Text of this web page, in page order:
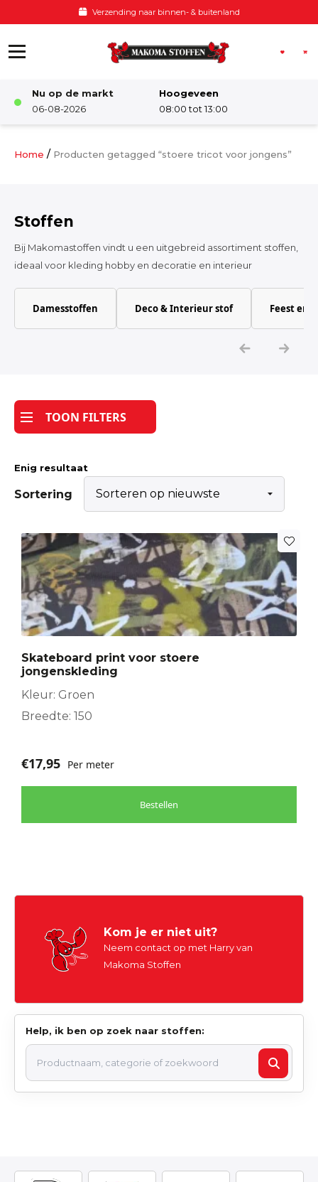
Verzending naar binnen- & buitenland
Nu op de markt
06-08-2026
Hoogeveen
08:00 tot 13:00
Damesstoffen
Katoen
Tijdpakker stof
Home / Producten getagged “stoere tricot voor jongens”
Stoffen
Bij Makomastoffen vindt u een uitgebreid assortiment stoffen,
ideaal voor kleding hobby en decoratie en interieur
Damesstoffen Deco & Interieur stof Feest en
TOON FILTERS
Enig resultaat
Sortering
Skateboard print voor stoere
jongenskleding
Kleur: Groen
Breedte: 150
€17,95 Per meter
Bestellen
Kom je er niet uit?
Neem contact op met Harry van
Makoma Stoffen
Help, ik ben op zoek naar stoffen: